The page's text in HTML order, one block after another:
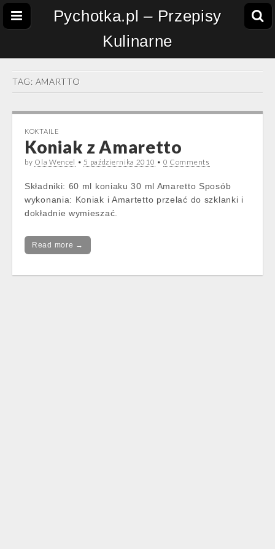
Pychotka.pl – Przepisy
Kulinarne
TAG: AMARTTO
KOKTAILE
Koniak z Amaretto
by Ola Wencel • 5 października 2010 • 0 Comments
Składniki: 60 ml koniaku 30 ml Amaretto Sposób
wykonania: Koniak i Amartetto przelać do szklanki i
dokładnie wymieszać.
Read more →